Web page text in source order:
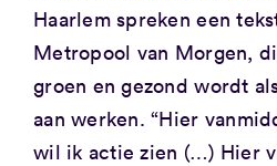
Haarlem spreken een
Metropool van Morgen,
groen en gezond wordt
aan werken. “Hier
wil ik actie zien (…) Hier